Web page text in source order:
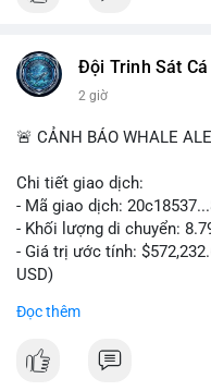
Đội Trinh Sát Cá
2 giờ
🚨 CẢNH BÁO WHALE
Chi tiết giao dịch:
- Mã giao dịch:
- Khối lượng di chuyển:
- Giá trị ước tính:
USD)
Khối lượng 8.79 BTC
Đọc thêm